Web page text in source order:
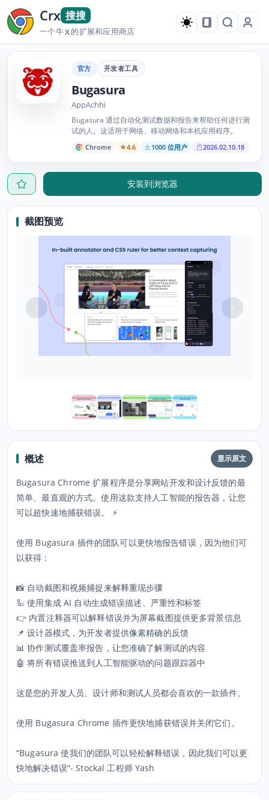
Crx 搜搜
一个牛X的扩展和应用商店
官方 开发者工具
Bugasura
AppAchhi
Bugasura 通过自动化测试数据和报告来帮助任何进行测
试的人。这适用于网络、移动网络和本机应用程序。
Chrome 4.6 1000 位用户 2026.02.10.18
安装到浏览器
截图预览
概述 显示原文
Bugasura Chrome 扩展程序是分享网站开发和设计反馈的最
简单、最直观的方式。使用这款支持人工智能的报告器，让您
可以超快速地捕获错误。 ⚡
使用 Bugasura 插件的团队可以更快地报告错误，因为他们可
以获得：
📸 自动截图和视频捕捉来解释重现步骤
🦾 使用集成 AI 自动生成错误描述、严重性和标签
👉 内置注释器可以解释错误并为屏幕截图提供更多背景信息
📌 设计器模式，为开发者提供像素精确的反馈
📊 协作测试覆盖率报告，让您准确了解测试的内容
🤖 将所有错误推送到人工智能驱动的问题跟踪器中
这是您的开发人员、设计师和测试人员都会喜欢的一款插件。
使用 Bugasura Chrome 插件更快地捕获错误并关闭它们。
“Bugasura 使我们的团队可以轻松解释错误，因此我们可以更
快地解决错误”- Stockal 工程师 Yash